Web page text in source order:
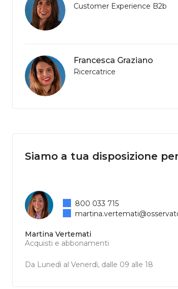
Customer Experience B2b
Francesca Graziano
Ricercatrice
Siamo a tua disposizione
Martina Vertemati
Acquisti e abbonamenti
Da Lunedì al Venerdì, dalle 09 alle 18
800 033 715